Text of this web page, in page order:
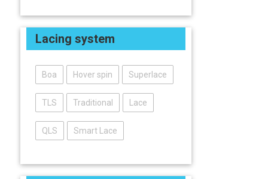
Lacing system
Boa Hover spin Superlace
TLS Traditional Lace
QLS Smart Lace